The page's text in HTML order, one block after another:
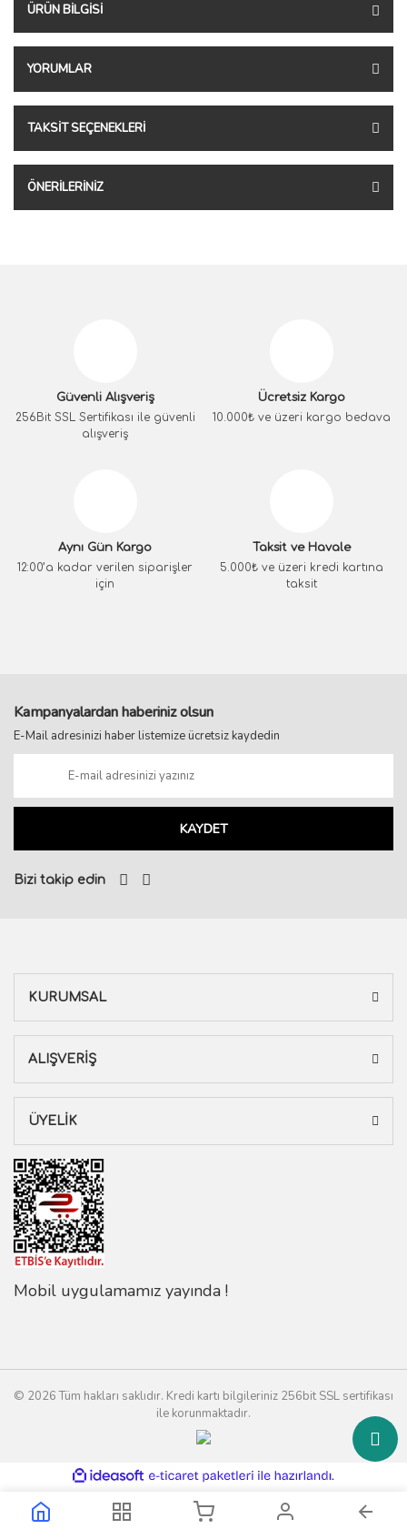
ÜRÜN BILGISI
YORUMLAR
TAKSIT SEÇENEKLERI
ÖNERILERINIZ
Güvenli Alışveriş
256Bit SSL Sertifikası ile güvenli
alışveriş
Ücretsiz Kargo
10.000₺ ve üzeri kargo bedava
Aynı Gün Kargo
12:00’a kadar verilen siparişler
için
Taksit ve Havale
5.000₺ ve üzeri kredi kartına
taksit
Kampanyalardan haberiniz olsun
E-Mail adresinizi haber listemize ücretsiz kaydedin
KAYDET
Bizi takip edin
KURUMSAL
ALIŞVERİŞ
ÜYELİK
Mobil uygulamamız yayında !
© 2026 Tüm hakları saklıdır. Kredi kartı bilgileriniz 256bit SSL sertifikası
ile korunmaktadır.
ideasoft
e-
paketleri